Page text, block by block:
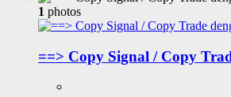
1 photos
==> Copy Signal / Copy